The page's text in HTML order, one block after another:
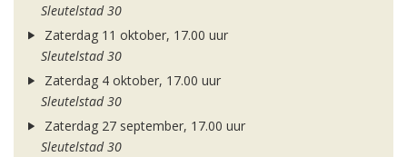
Sleutelstad 30
Zaterdag 11 oktober, 17.00 uur
Sleutelstad 30
Zaterdag 4 oktober, 17.00 uur
Sleutelstad 30
Zaterdag 27 september, 17.00 uur
Sleutelstad 30